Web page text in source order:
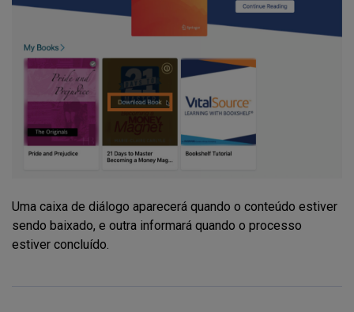
Uma caixa de diálogo aparecerá quando o conteúdo estiver
sendo baixado, e outra informará quando o processo
estiver concluído.